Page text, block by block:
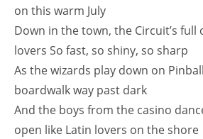
on this warm July
Down in the town, the Circuit’s full
lovers So fast, so shiny, so sharp
As the wizards play down on
boardwalk way past dark
And the boys from the casino
open like Latin lovers on the shore